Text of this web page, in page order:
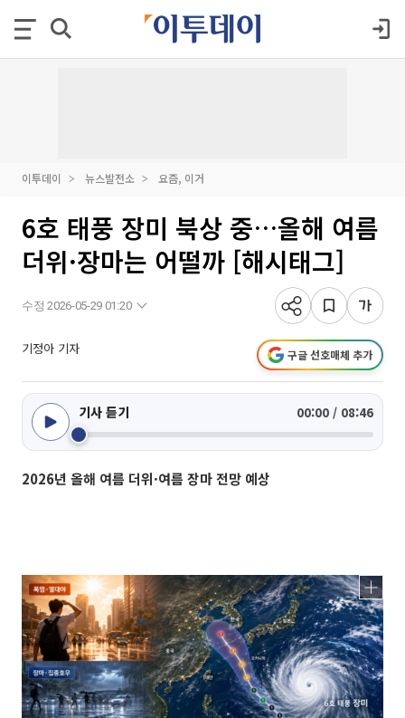
이투데이 뉴스발전소 요즘, 이거
6호 태풍 장미 북상 중…올해 여름
더위·장마는 어떨까 [해시태그]
수정 2026-05-29 01:20
기정아 기자 구글 선호매체 추가
기사 듣기 00:00 / 08:46
2026년 올해 여름 더위·여름 장마 전망 예상